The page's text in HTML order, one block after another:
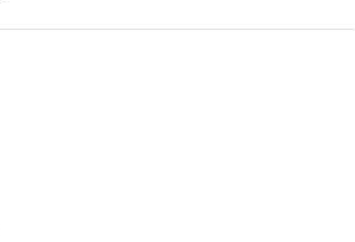
10/9~10/10